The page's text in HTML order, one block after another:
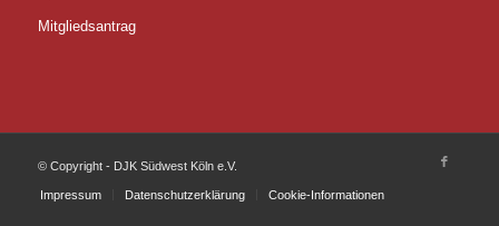
Mitgliedsantrag
© Copyright - DJK Südwest Köln e.V.
Impressum Datenschutzerklärung Cookie-Informationen